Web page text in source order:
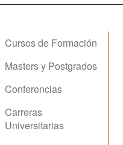
Cursos de Formación
Masters y Postgrados
Conferencias
Carreras
Universitarias